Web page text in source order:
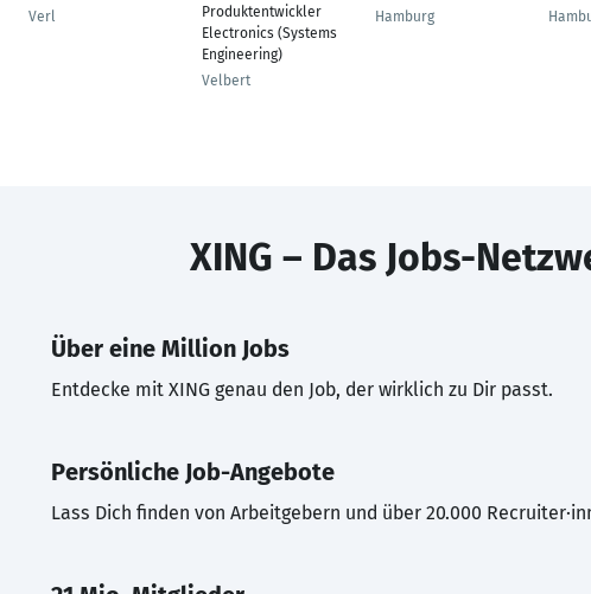
Verl
Produktentwickler
Electronics (Systems
Engineering)
Velbert
Hamburg
XING – Das Jobs-
Über eine Million Jobs
Entdecke mit XING genau den Job, der wirklich zu Dir passt.
Persönliche Job-Angebote
Lass Dich finden von Arbeitgebern und über 20.000